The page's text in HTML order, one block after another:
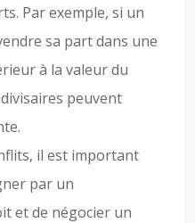
Par exemple, si un
sa part dans une
à la valeur du
peuvent
il est important
par un
et de négocier un